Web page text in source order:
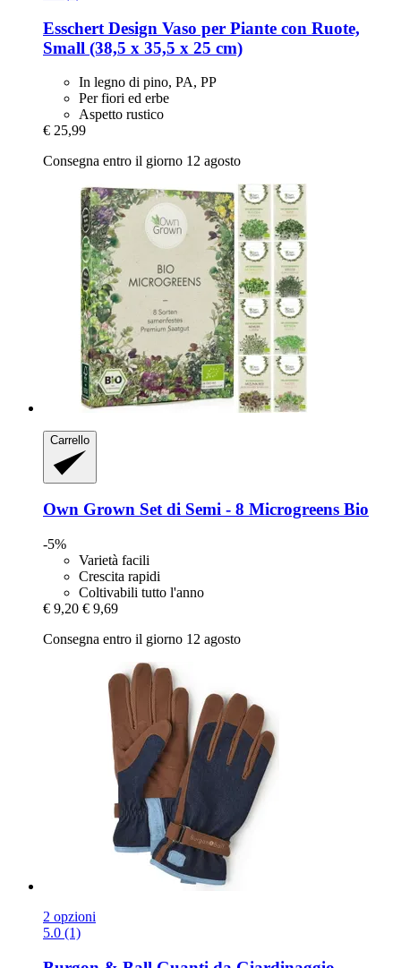
Esschert Design Vaso per Piante con Ruote,
Small (38,5 x 35,5 x 25 cm)
In legno di pino, PA, PP
Per fiori ed erbe
Aspetto rustico
€ 25,99
Consegna entro il giorno 12 agosto
Carrello
Own Grown Set di Semi -​ 8 Microgreens Bio
-5%
Varietà facili
Crescita rapidi
Coltivabili tutto l'anno
€ 9,20 € 9,69
Consegna entro il giorno 12 agosto
2 opzioni
5.0 (1)